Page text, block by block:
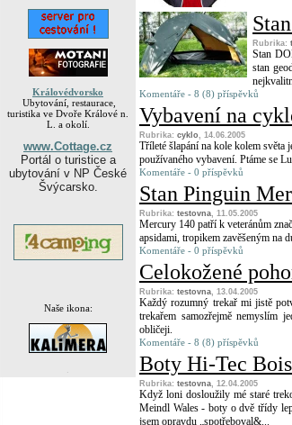
Královédvorsko
Ubytování, restaurace,
turistika ve Dvoře Králové n.
L. a okolí.
www.Cottage.cz
Portál o turistice a
ubytování v NP České
Švýcarsko.
Naše ikona:
Rubrika:
Stan
stan
Komentáře - 8 (8) příspěvků
Vybavení na
Rubrika: cyklo, 14.06.2005
Tříleté šlapání na kole kolem světa
používaného vybavení. Ptáme se
Komentáře - 0 příspěvků
Stan Pinguin
Rubrika: testovna, 11.05.2005
Mercury 140 patří k veteránům
apsidami, tropikem zavěšeným na
Komentáře - 0 příspěvků
Celokožené
Rubrika: testovna, 13.04.2005
Každý rozumný trekař mi jistě
trekařem samozřejmě nemyslím
obličeji.
Komentáře - 8 (8) příspěvků
Boty Hi-Tec
Rubrika: testovna, 12.04.2005
Když loni dosloužily mé staré
Meindl Wales - boty o dvě třídy
jsem opravdu „spotřeboval&...